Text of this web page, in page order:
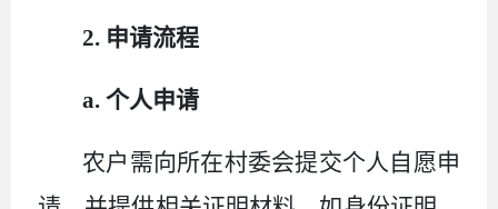
2. 申请流程
a. 个人申请
农户需向所在村委会提交个人自愿申